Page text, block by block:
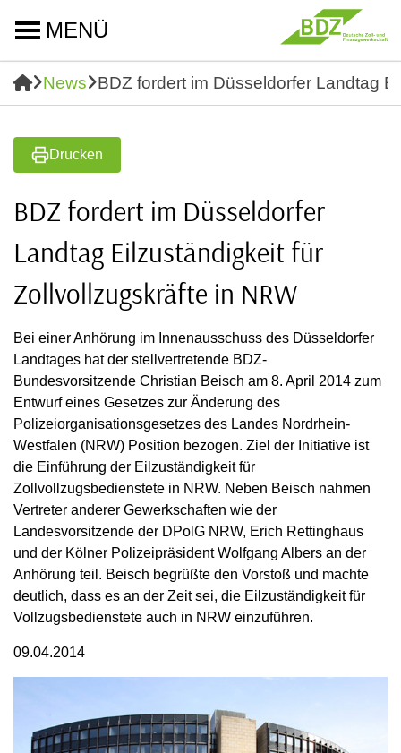
MENÜ
News BDZ fordert im Düsseldorfer Landtag
Drucken
BDZ fordert im Düsseldorfer
Landtag Eilzuständigkeit für
Zollvollzugskräfte in NRW
Bei einer Anhörung im Innenausschuss des Düsseldorfer
Landtages hat der stellvertretende BDZ-
Bundesvorsitzende Christian Beisch am 8. April 2014 zum
Entwurf eines Gesetzes zur Änderung des
Polizeiorganisationsgesetzes des Landes Nordrhein-
Westfalen (NRW) Position bezogen. Ziel der Initiative ist
die Einführung der Eilzuständigkeit für
Zollvollzugsbedienstete in NRW. Neben Beisch nahmen
Vertreter anderer Gewerkschaften wie der
Landesvorsitzende der DPolG NRW, Erich Rettinghaus
und der Kölner Polizeipräsident Wolfgang Albers an der
Anhörung teil. Beisch begrüßte den Vorstoß und machte
deutlich, dass es an der Zeit sei, die Eilzuständigkeit für
Vollzugsbedienstete auch in NRW einzuführen.
09.04.2014